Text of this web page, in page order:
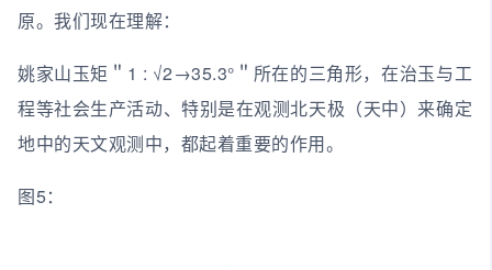
原。我们现在理解：
姚家山玉矩＂1 : √2→35.3°＂所在的三角形，在治玉与工
程等社会生产活动、特别是在观测北天极（天中）来确定
地中的天文观测中，都起着重要的作用。
图5：